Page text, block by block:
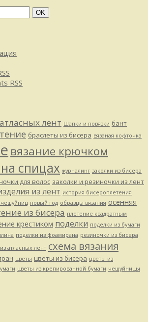
Поиск
OK
RSS
лент Шапки и повязки бант
браслеты из бисера вязаная кофточка
вязание крючком
спицах журналинг заколки из бисера
для волос заколки и резиночки из лент
из лент история бисероплетения
чешуйниц новый год образцы вязания осенняя
из бисера плетение квадратным
крестиком поделки поделки из бумаги
поделки из фоамирана резиночки из бисера
атласных лент схема вязания
цветы цветы из бисера цветы из
цветы из крепированной бумаги чешуйницы